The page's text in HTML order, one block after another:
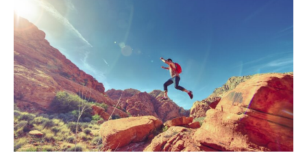
insoupçonnées
pour
vaincre
la
peur
de
sortir
de
sa